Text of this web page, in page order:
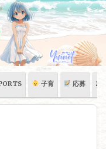
子育 応募 🏛